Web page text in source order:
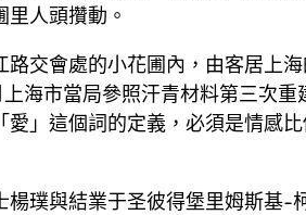
人頭攢動。
交會處的小花圃內，由客居上
海市當局參照汗青材料第三次
」這個詞的定義，必須是情感
璞與結業于圣彼得堡里姆斯基-